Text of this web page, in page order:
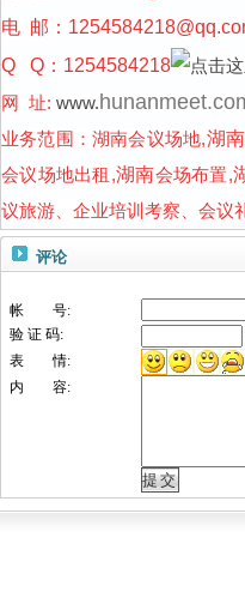
电 邮：
Q Q：1254584218
网 址: www.
业务范围：湖南会议场地,湖南
会议场地出租,湖南会场布置,
议旅游、企业培训考察、会议
评论
帐 号:
验 证 码:
表 情:
内 容: